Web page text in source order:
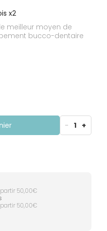
x2
meilleur moyen de
bucco-dentaire
- 1 +
50,00€
50,00€